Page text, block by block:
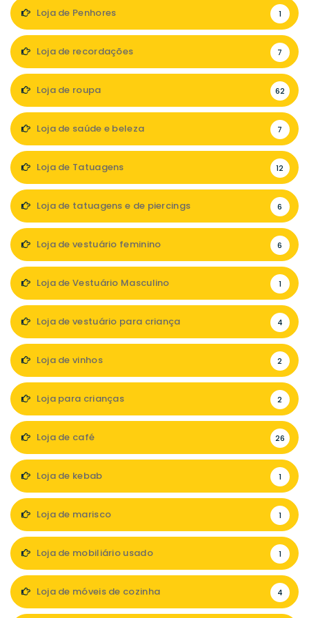
Loja de Penhores 1
Loja de recordações 7
Loja de roupa 62
Loja de saúde e beleza 7
Loja de Tatuagens 12
Loja de tatuagens e de piercings 6
Loja de vestuário feminino 6
Loja de Vestuário Masculino 1
Loja de vestuário para criança 4
Loja de vinhos 2
Loja para crianças 2
Loja de café 26
Loja de kebab 1
Loja de marisco 1
Loja de mobiliário usado 1
Loja de móveis de cozinha 4